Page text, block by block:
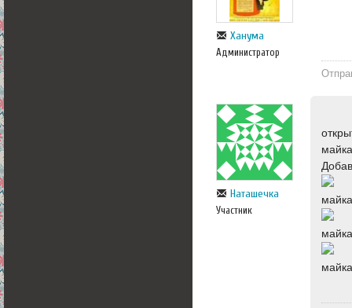
Ханума
Администратор
Наташечка
Участник